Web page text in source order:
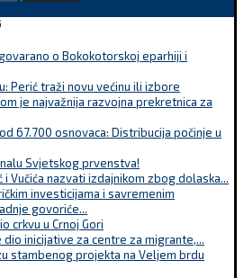
o Bokokotorskoj eparhiji i
Perić traži novu većinu ili izbore
je najvažnija razvojna prekretnica za
67.700 osnovaca: Distribucija počinje u
Svjetskog prvenstva!
i Vučića nazvati izdajnikom zbog dolaska...
investicijama i savremenim
govoriće...
crkvu u Crnoj Gori
dio inicijative za centre za migrante,...
stambenog projekta na Veljem brdu